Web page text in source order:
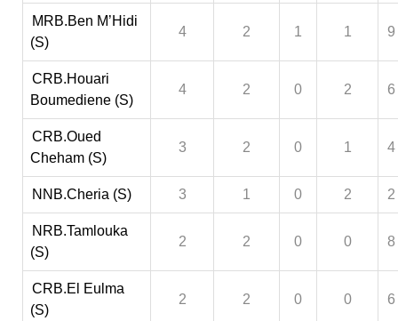
MRB.Ben M’Hidi
(S)
4 2 1 1 9
CRB.Houari
Boumediene (S)
4 2 0 2 6
CRB.Oued
Cheham (S)
3 2 0 1 4
NNB.Cheria (S) 3 1 0 2 2
NRB.Tamlouka
(S)
2 2 0 0 8
CRB.El Eulma
(S)
2 2 0 0 6